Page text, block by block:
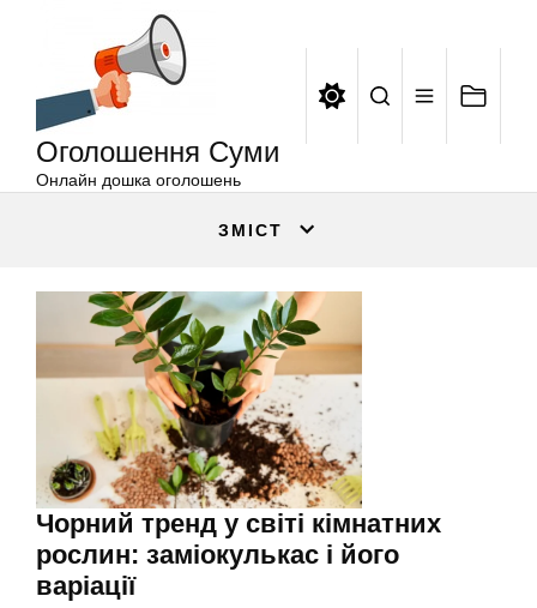
Оголошення Суми
Онлайн дошка оголошень
ЗМІСТ
Чорний тренд у світі кімнатних
рослин: заміокулькас і його
варіації